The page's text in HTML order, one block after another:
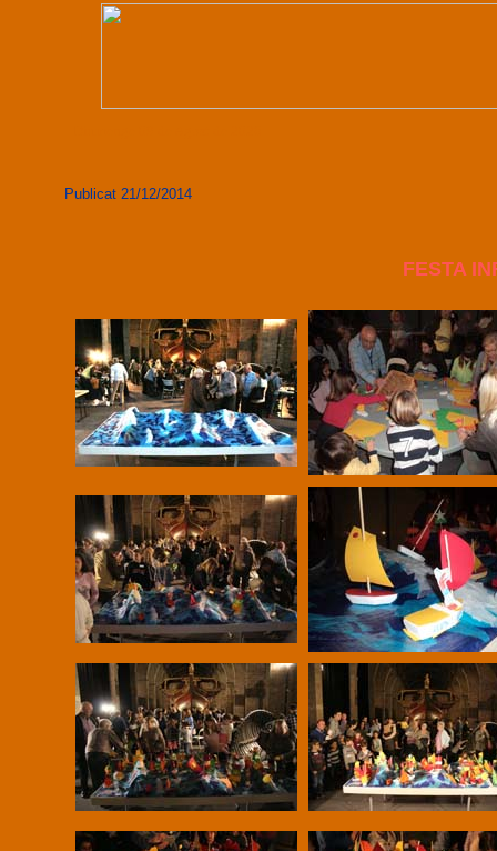
Publicat 21/12/2014
FESTA